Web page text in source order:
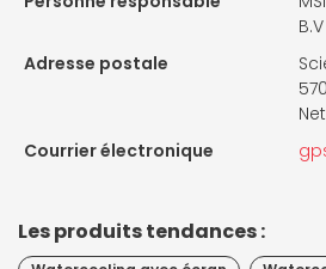
B.V
Adresse postale
Courrier électronique
Les produits tendances :